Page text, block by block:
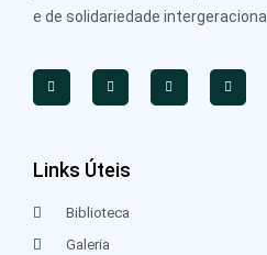
e de solidariedade intergeracional.
Links Úteis
Biblioteca
Galeria